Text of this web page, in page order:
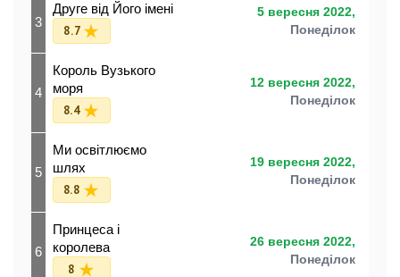
3
Друге від Його імені
8.7
5 вересня 2022,
Понеділок
4
Король Вузького
моря
8.4
12 вересня 2022,
Понеділок
5
Ми освітлюємо
шлях
8.8
19 вересня 2022,
Понеділок
6
Принцеса і
королева
8
26 вересня 2022,
Понеділок